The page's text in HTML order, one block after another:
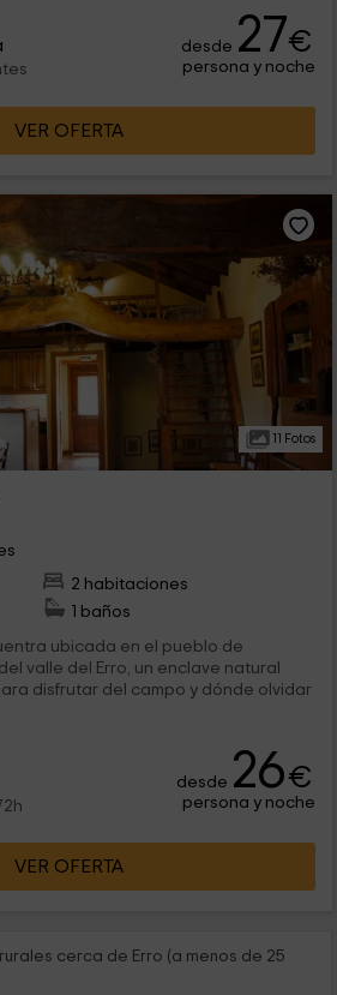
desde 27€
persona y noche
VER OFERTA
11 Fotos
2 habitaciones
1 baños
ubicada en el pueblo de
valle del Erro, un enclave natural
disfrutar del campo y dónde olvidar
desde 26€
persona y noche
VER OFERTA
cerca de Erro (a menos de 25